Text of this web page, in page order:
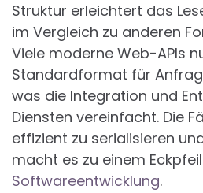
Struktur erleichtert das
im Vergleich zu anderen
Viele moderne Web-APIs
Standardformat für
was die Integration und
Diensten vereinfacht. Die
effizient zu serialisieren
macht es zu einem
Softwareentwicklung.